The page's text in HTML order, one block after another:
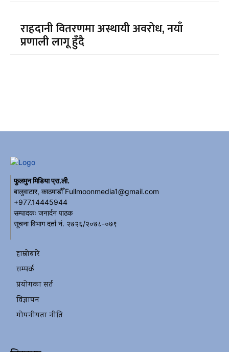
राहदानी वितरणमा अस्थायी अवरोध, नयाँ
प्रणाली लागू हुँदै
फुलमुन मिडिया प्रा.ली.
बालुवाटार, काठमाडौँ Fullmoonmedia1@gmail.com
+977.14445944
सम्पादकः जनार्दन पाठक
सूचना विभाग दर्ता नं. २७२६/२०७८-०७९
हाम्रोबारे
सम्पर्क
प्रयोगका सर्त
विज्ञापन
गोपनीयता नीति